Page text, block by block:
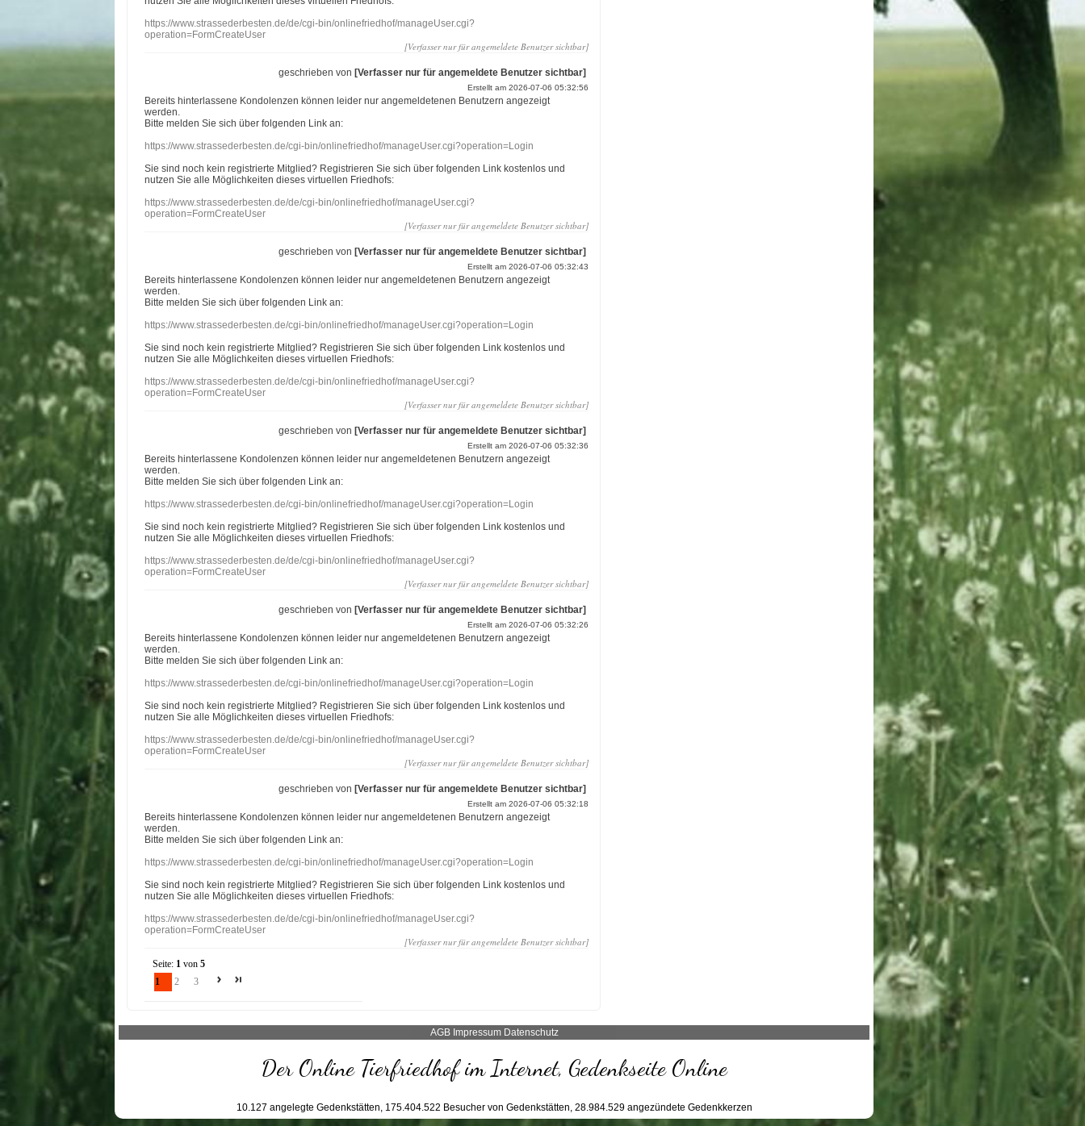
https://www.strassederbesten.de/de/cgi-bin/onlinefriedhof/manageUser.cgi?
operation=FormCreateUser
[Verfasser nur für angemeldete Benutzer sichtbar]
geschrieben von[Verfasser nur für angemeldete Benutzer sichtbar]
Erstellt am 2026-07-06 05:32:56
Bereits hinterlassene Kondolenzen können leider nur angemeldetenen Benutzern angezeigt
werden.
Bitte melden Sie sich über folgenden Link an:
https://www.strassederbesten.de/cgi-bin/onlinefriedhof/manageUser.cgi?operation=Login
Sie sind noch kein registrierte Mitglied? Registrieren Sie sich über folgenden Link kostenlos und
nutzen Sie alle Möglichkeiten dieses virtuellen Friedhofs:
https://www.strassederbesten.de/de/cgi-bin/onlinefriedhof/manageUser.cgi?
operation=FormCreateUser
[Verfasser nur für angemeldete Benutzer sichtbar]
geschrieben von[Verfasser nur für angemeldete Benutzer sichtbar]
Erstellt am 2026-07-06 05:32:43
Bereits hinterlassene Kondolenzen können leider nur angemeldetenen Benutzern angezeigt
werden.
Bitte melden Sie sich über folgenden Link an:
https://www.strassederbesten.de/cgi-bin/onlinefriedhof/manageUser.cgi?operation=Login
Sie sind noch kein registrierte Mitglied? Registrieren Sie sich über folgenden Link kostenlos und
nutzen Sie alle Möglichkeiten dieses virtuellen Friedhofs:
https://www.strassederbesten.de/de/cgi-bin/onlinefriedhof/manageUser.cgi?
operation=FormCreateUser
[Verfasser nur für angemeldete Benutzer sichtbar]
geschrieben von[Verfasser nur für angemeldete Benutzer sichtbar]
Erstellt am 2026-07-06 05:32:36
Bereits hinterlassene Kondolenzen können leider nur angemeldetenen Benutzern angezeigt
werden.
Bitte melden Sie sich über folgenden Link an:
https://www.strassederbesten.de/cgi-bin/onlinefriedhof/manageUser.cgi?operation=Login
Sie sind noch kein registrierte Mitglied? Registrieren Sie sich über folgenden Link kostenlos und
nutzen Sie alle Möglichkeiten dieses virtuellen Friedhofs:
https://www.strassederbesten.de/de/cgi-bin/onlinefriedhof/manageUser.cgi?
operation=FormCreateUser
[Verfasser nur für angemeldete Benutzer sichtbar]
geschrieben von[Verfasser nur für angemeldete Benutzer sichtbar]
Erstellt am 2026-07-06 05:32:26
Bereits hinterlassene Kondolenzen können leider nur angemeldetenen Benutzern angezeigt
werden.
Bitte melden Sie sich über folgenden Link an:
https://www.strassederbesten.de/cgi-bin/onlinefriedhof/manageUser.cgi?operation=Login
Sie sind noch kein registrierte Mitglied? Registrieren Sie sich über folgenden Link kostenlos und
nutzen Sie alle Möglichkeiten dieses virtuellen Friedhofs:
https://www.strassederbesten.de/de/cgi-bin/onlinefriedhof/manageUser.cgi?
operation=FormCreateUser
[Verfasser nur für angemeldete Benutzer sichtbar]
geschrieben von[Verfasser nur für angemeldete Benutzer sichtbar]
Erstellt am 2026-07-06 05:32:18
Bereits hinterlassene Kondolenzen können leider nur angemeldetenen Benutzern angezeigt
werden.
Bitte melden Sie sich über folgenden Link an:
https://www.strassederbesten.de/cgi-bin/onlinefriedhof/manageUser.cgi?operation=Login
Sie sind noch kein registrierte Mitglied? Registrieren Sie sich über folgenden Link kostenlos und
nutzen Sie alle Möglichkeiten dieses virtuellen Friedhofs:
https://www.strassederbesten.de/de/cgi-bin/onlinefriedhof/manageUser.cgi?
operation=FormCreateUser
[Verfasser nur für angemeldete Benutzer sichtbar]
Seite: 1 von5
1
2 3
AGB Impressum Datenschutz
Der Online Tierfriedhof im Internet, Gedenkseite Online
10.127 angelegte Gedenkstätten, 175.404.522 Besucher von Gedenkstätten, 28.984.529angezündete Gedenkkerzen